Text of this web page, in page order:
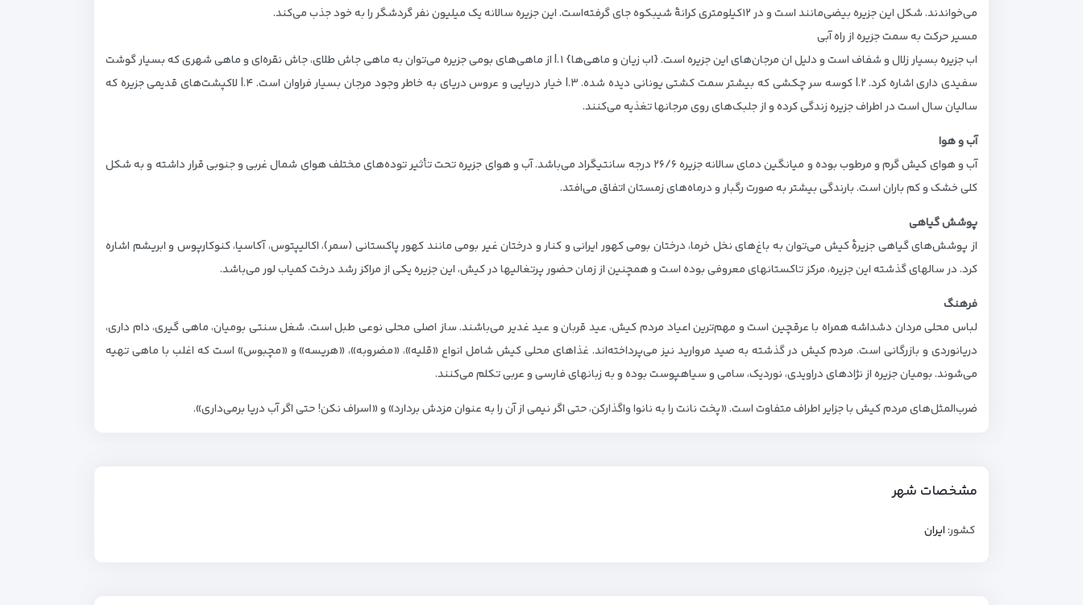
می‌خواندند. شکل این جزیره بیضی‌مانند است و در ۱۲کیلومتری کرانهٔ شیبکوه جای گرفته‌است. این جزیره سالانه یک میلیون نفر گردشگر را به خود جذب می‌کند.
مسیر حرکت به سمت جزیره از راه آبی
اب جزیره بسیار زلال و شفاف است و دلیل ان مرجان‌های این جزیره است. {اب زیان و ماهی‌ها} ۱.| از ماهی‌های بومی جزیره می‌توان به ماهی جاش طلای، جاش نقره‌ای و ماهی شهری که بسیار گوشت
سفیدی داری اشاره کرد. ۲.| کوسه سر چکشی که بیشتر سمت کشتی یونانی دیده شده. ۳.| خیار دریایی و عروس دریای به خاطر وجود مرجان بسیار فراوان است. ۴.| لاکپشت‌های قدیمی جزیره که
سالیان سال است در اطراف جزیره زندگی کرده و از جلبک‌های روی مرجانها تغذیه می‌کنند.
آب و هوا
آب و هوای کیش گرم و مرطوب بوده و میانگین دمای سالانه جزیره ۲۶/۶ درجه سانتیگراد می‌باشد. آب و هوای جزیره تحت تأثیر توده‌های مختلف هوای شمال غربی و جنوبی قرار داشته و به شکل
کلی خشک و کم باران است. بارندگی بیشتر به صورت رگبار و درماه‌های زمستان اتفاق می‌افتد.
پوشش گیاهی
از پوشش‌های گیاهی جزیرهٔ کیش می‌توان به باغ‌های نخل خرما، درختان بومی کهور ایرانی و کنار و درختان غیر بومی مانند کهور پاکستانی (سمر)، اکالیپتوس، آکاسیا، کنوکارپوس و ابریشم اشاره
کرد. در سالهای گذشته این جزیره، مرکز تاکستانهای معروفی بوده است و همچنین از زمان حضور پرتغالیها در کیش، این جزیره یکی از مراکز رشد درخت کمیاب لور می‌باشد.
فرهنگ
لباس محلی مردان دشداشه همراه با عرقچین است و مهم‌ترین اعیاد مردم کیش، عید قربان و عید غدیر می‌باشند. ساز اصلی محلی نوعی طبل است. شغل سنتی بومیان، ماهی گیری، دام داری،
دریانوردی و بازرگانی است. مردم کیش در گذشته به صید مروارید نیز می‌پرداخته‌اند. غذاهای محلی کیش شامل انواع «قلیه»، «مضروبه»، «هریسه» و «مچبوس» است که اغلب با ماهی تهیه
می‌شوند. بومیان جزیره از نژادهای دراویدی، نوردیک، سامی و سیاهپوست بوده و به زبانهای فارسی و عربی تکلم می‌کنند.
ضرب‌المثل‌های مردم کیش با جزایر اطراف متفاوت است. «پخت نانت را به نانوا واگذارکن، حتی اگر نیمی از آن را به عنوان مزدش بردارد» و «اسراف نکن! حتی اگر آب دریا برمی‌داری».
مشخصات شهر
کشور:ایران